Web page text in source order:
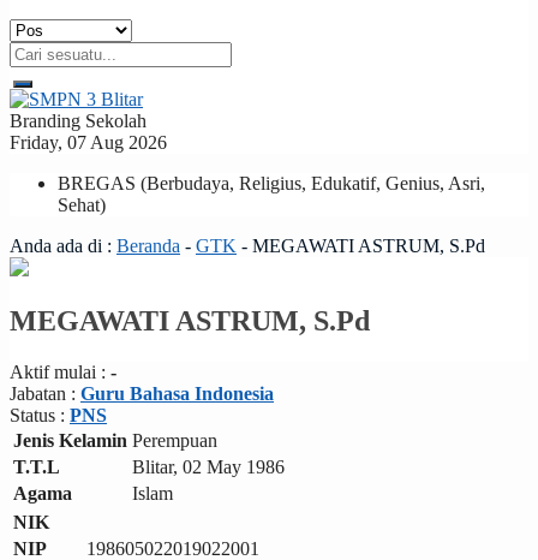
Branding Sekolah
Friday, 07 Aug 2026
BREGAS (Berbudaya, Religius, Edukatif, Genius, Asri,
Sehat)
Anda ada di : Beranda - GTK - MEGAWATI ASTRUM, S.Pd
MEGAWATI ASTRUM, S.Pd
Aktif mulai : -
Jabatan : Guru Bahasa Indonesia
Status : PNS
Jenis Kelamin Perempuan
T.T.L
Blitar, 02 May 1986
Agama
Islam
NIK
NIP
198605022019022001